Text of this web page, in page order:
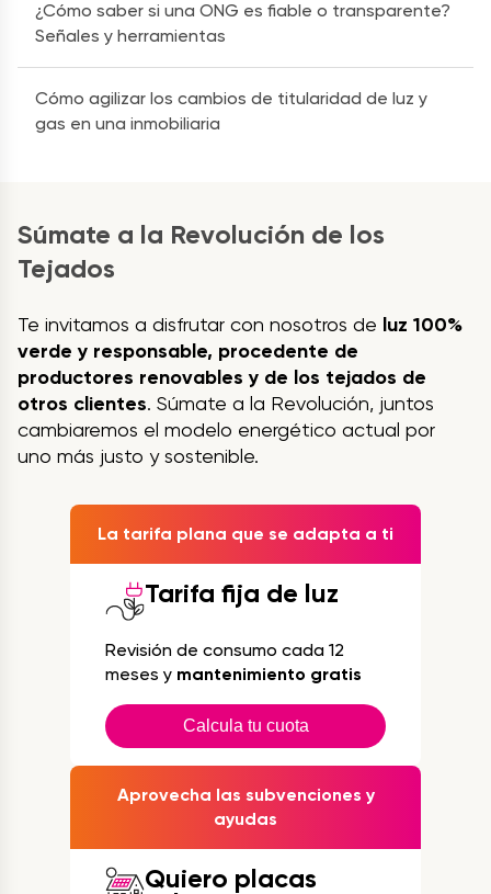
¿Cómo saber si una ONG es fiable o transparente?
Señales y herramientas
Cómo agilizar los cambios de titularidad de luz y
gas en una inmobiliaria
Súmate a la Revolución de los
Tejados
Te invitamos a disfrutar con nosotros de luz 100%
verde y responsable, procedente de
productores renovables y de los tejados de
otros clientes. Súmate a la Revolución, juntos
cambiaremos el modelo energético actual por
uno más justo y sostenible.
La tarifa plana que se adapta a ti
Tarifa fija de luz
Revisión de consumo cada 12
meses y mantenimiento gratis
Calcula tu cuota
Aprovecha las subvenciones y
ayudas
Quiero placas